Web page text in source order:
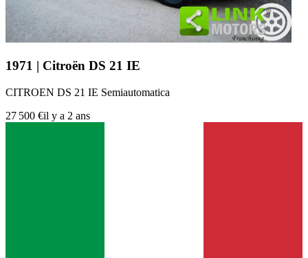
1971 | Citroën DS 21 IE
CITROEN DS 21 IE Semiautomatica
27 500 €il y a 2 ans